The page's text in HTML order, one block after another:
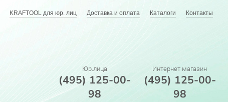
KRAFTOOL для юр. лиц Доставка и оплата Каталоги Контакты
Юр.лица
(495) 125-00-
98
Интернет магазин
(495) 125-00-
98